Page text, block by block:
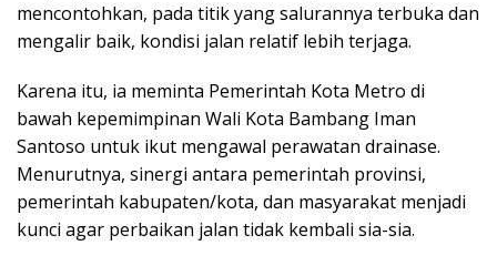
mencontohkan, pada titik yang salurannya terbuka dan
mengalir baik, kondisi jalan relatif lebih terjaga.
Karena itu, ia meminta Pemerintah Kota Metro di
bawah kepemimpinan Wali Kota Bambang Iman
Santoso untuk ikut mengawal perawatan drainase.
Menurutnya, sinergi antara pemerintah provinsi,
pemerintah kabupaten/kota, dan masyarakat menjadi
kunci agar perbaikan jalan tidak kembali sia-sia.